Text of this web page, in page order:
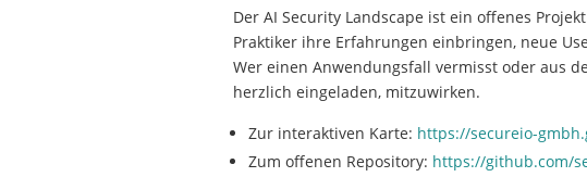
Der AI Security Landscape ist ein offenes
Praktiker ihre Erfahrungen einbringen, neue
Wer einen Anwendungsfall vermisst oder aus
herzlich eingeladen, mitzuwirken.
Zur interaktiven Karte: https://secureio-
Zum offenen Repository: https://github.com/